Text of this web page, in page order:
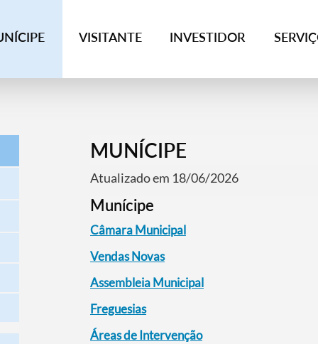
VISITANTE INVESTIDOR
MUNÍCIPE
Atualizado em 18/06/2026
Munícipe
Câmara Municipal
Vendas Novas
Assembleia Municipal
Freguesias
Áreas de Intervenção